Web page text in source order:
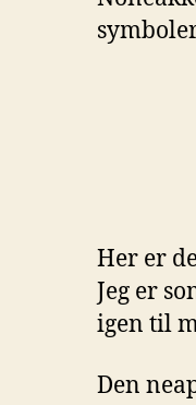
Her er
Jeg er
igen til
Den